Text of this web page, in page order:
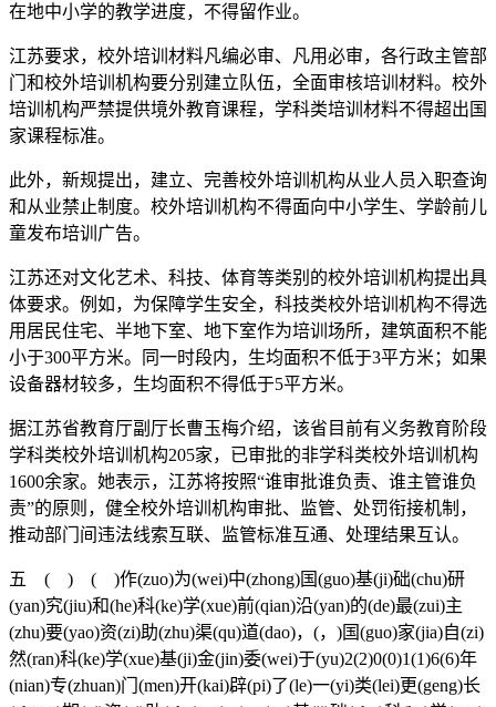
在地中小学的教学进度，不得留作业。
江苏要求，校外培训材料凡编必审、凡用必审，各行政主管部
门和校外培训机构要分别建立队伍，全面审核培训材料。校外
培训机构严禁提供境外教育课程，学科类培训材料不得超出国
家课程标准。
此外，新规提出，建立、完善校外培训机构从业人员入职查询
和从业禁止制度。校外培训机构不得面向中小学生、学龄前儿
童发布培训广告。
江苏还对文化艺术、科技、体育等类别的校外培训机构提出具
体要求。例如，为保障学生安全，科技类校外培训机构不得选
用居民住宅、半地下室、地下室作为培训场所，建筑面积不能
小于300平方米。同一时段内，生均面积不低于3平方米；如果
设备器材较多，生均面积不得低于5平方米。
据江苏省教育厅副厅长曹玉梅介绍，该省目前有义务教育阶段
学科类校外培训机构205家，已审批的非学科类校外培训机构
1600余家。她表示，江苏将按照“谁审批谁负责、谁主管谁负
责”的原则，健全校外培训机构审批、监管、处罚衔接机制，
推动部门间违法线索互联、监管标准互通、处理结果互认。
五 ( ) ( )作(zuo)为(wei)中(zhong)国(guo)基(ji)础(chu)研
(yan)究(jiu)和(he)科(ke)学(xue)前(qian)沿(yan)的(de)最(zui)主
(zhu)要(yao)资(zi)助(zhu)渠(qu)道(dao)，(，)国(guo)家(jia)自(zi)
然(ran)科(ke)学(xue)基(ji)金(jin)委(wei)于(yu)2(2)0(0)1(1)6(6)年
(nian)专(zhuan)门(men)开(kai)辟(pi)了(le)一(yi)类(lei)更(geng)长